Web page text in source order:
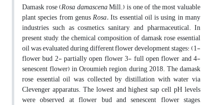
Damask rose (Rosa damascenaMill.) is one of the most valuable
plant species from genusRosa.Its essential oil is using in many
industries, such as cosmetics, sanitary, and pharmaceutical. In
present study, the chemical composition of damask rose essential
oil was evaluated during different flower development stages: (1-
flower bud 2- partially open flower 3- full open flower and 4-
senescent flower) in Oroumieh region, during 2018. The damask
rose essential oil was collected by distillation with water via
Clevenger apparatus. The lowest and highest sap cell pH levels
were observed at flower bud and senescent flower stages,